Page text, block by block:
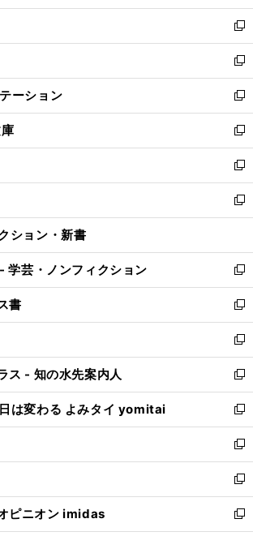
開
く
ウ
で
開
く
ン
ド
ウ
で
開
く
新
し
い
ウ
ィ
ン
ド
ウ
で
開
く
新
し
い
ウ
ィ
ン
ド
ウ
で
開
ーション
新
し
い
ウ
ィ
ン
ド
ウ
開
く
新
し
い
ウ
ィ
ン
ウ
で
開
く
新
し
い
ウ
ン
ド
ウ
で
開
く
新
し
ウ
ィ
ン
ド
ウ
で
開
く
ション・新書
学芸・ノンフィクション
新
し
い
ウ
ィ
ン
ド
ウ
で
開
く
書
新
し
い
ウ
ィ
ン
ド
ウ
で
開
く
新
し
い
ウ
ィ
ン
ド
ウ
で
開
く
ス - 知の水先案内人
新
し
い
ウ
ィ
ン
ド
ウ
で
開
は変わる よみタイ yomitai
新
し
い
ウ
ィ
ン
ド
ウ
新
し
い
ウ
ィ
ン
新
し
い
ピニオン imidas
新